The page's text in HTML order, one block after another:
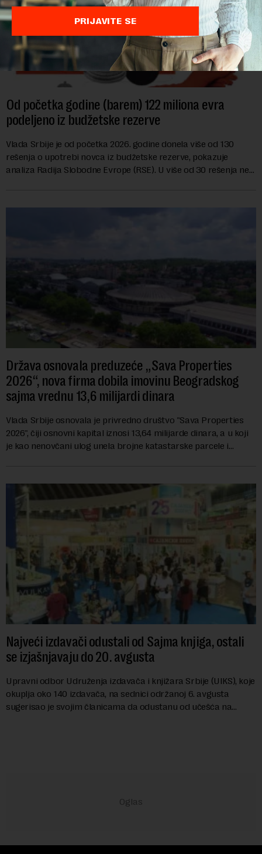
Od početka godine (barem) 122 miliona evra
podeljeno iz budžetske rezerve
Vlada Srbije je od početka 2026. godine donela više od 130
rešenja o upotrebi novca iz budžetske rezerve, pokazuje
analiza Radija Slobodne Evrope (RSE). U više od 30 rešenja ne
Država osnovala preduzeće „Sava Properties
2026“, nova firma dobila imovinu Beogradskog
sajma vrednu 13,6 milijardi dinara
Vlada Srbije osnovala je privredno društvo "Sava Properties
2026", čiji osnovni kapital iznosi 13,64 milijarde dinara, a u koji
je kao nenovčani ulog unela brojne katastarske parcele i
Najveći izdavači odustali od Sajma knjiga, ostali
se izjašnjavaju do 20. avgusta
Upravni odbor Udruženja izdavača i knjižara Srbije (UIKS), koje
okuplja oko 140 izdavača, na sednici održanoj 6. avgusta
sugerisao je svojim članicama da odustanu od učešća na
PRIJAVITE SE